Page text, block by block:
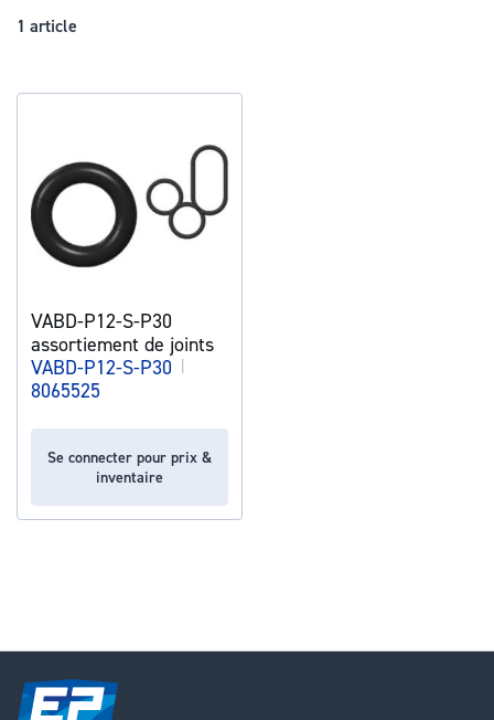
1 article
VABD-P12-S-P30
assortiement de joints
VABD-P12-S-P30 |
8065525
Se connecter pour prix &
inventaire